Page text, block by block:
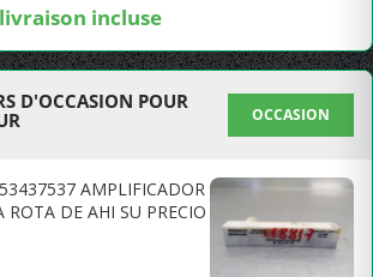
livraison incluse
D'OCCASION POUR
OCCASION
AMPLIFICADOR
DE AHI SU PRECIO